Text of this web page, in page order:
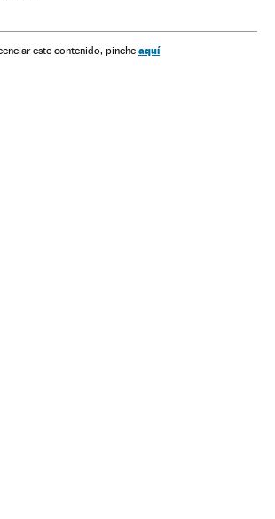
celular multimídia
informáticos Consumo
este contenido, pinche aquí